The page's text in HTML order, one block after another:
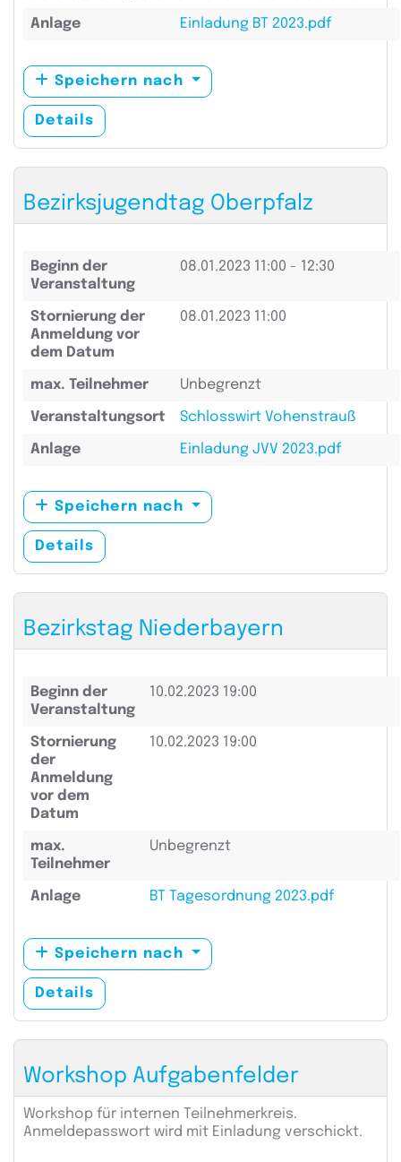
Anlage Einladung BT 2023.pdf
Speichern nach
Details
Bezirksjugendtag Oberpfalz
Beginn der
Veranstaltung
08.01.2023 11:00 - 12:30
Stornierung der
Anmeldung vor
dem Datum
08.01.2023 11:00
max. Teilnehmer Unbegrenzt
Veranstaltungsort Schlosswirt Vohenstrauß
Anlage Einladung JVV 2023.pdf
Speichern nach
Details
Bezirkstag Niederbayern
Beginn der
Veranstaltung
10.02.2023 19:00
Stornierung
der
Anmeldung
vor dem
Datum
10.02.2023 19:00
max.
Teilnehmer
Unbegrenzt
Anlage BT Tagesordnung 2023.pdf
Speichern nach
Details
Workshop Aufgabenfelder
Workshop für internen Teilnehmerkreis.
Anmeldepasswort wird mit Einladung verschickt.